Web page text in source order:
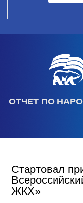
ОТЧЕТ ПО
Стартовал
ЖКХ»